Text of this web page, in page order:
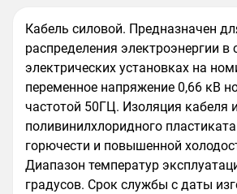
Кабель силовой. Предназначен
распределения электроэнергии в
электрических установках на
переменное напряжение 0,66 кВ
частотой 50ГЦ. Изоляция кабеля
поливинилхлоридного
горючести и повышенной
Диапазон температур
градусов. Срок службы с даты